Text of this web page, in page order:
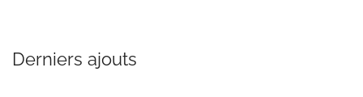
Derniers ajouts